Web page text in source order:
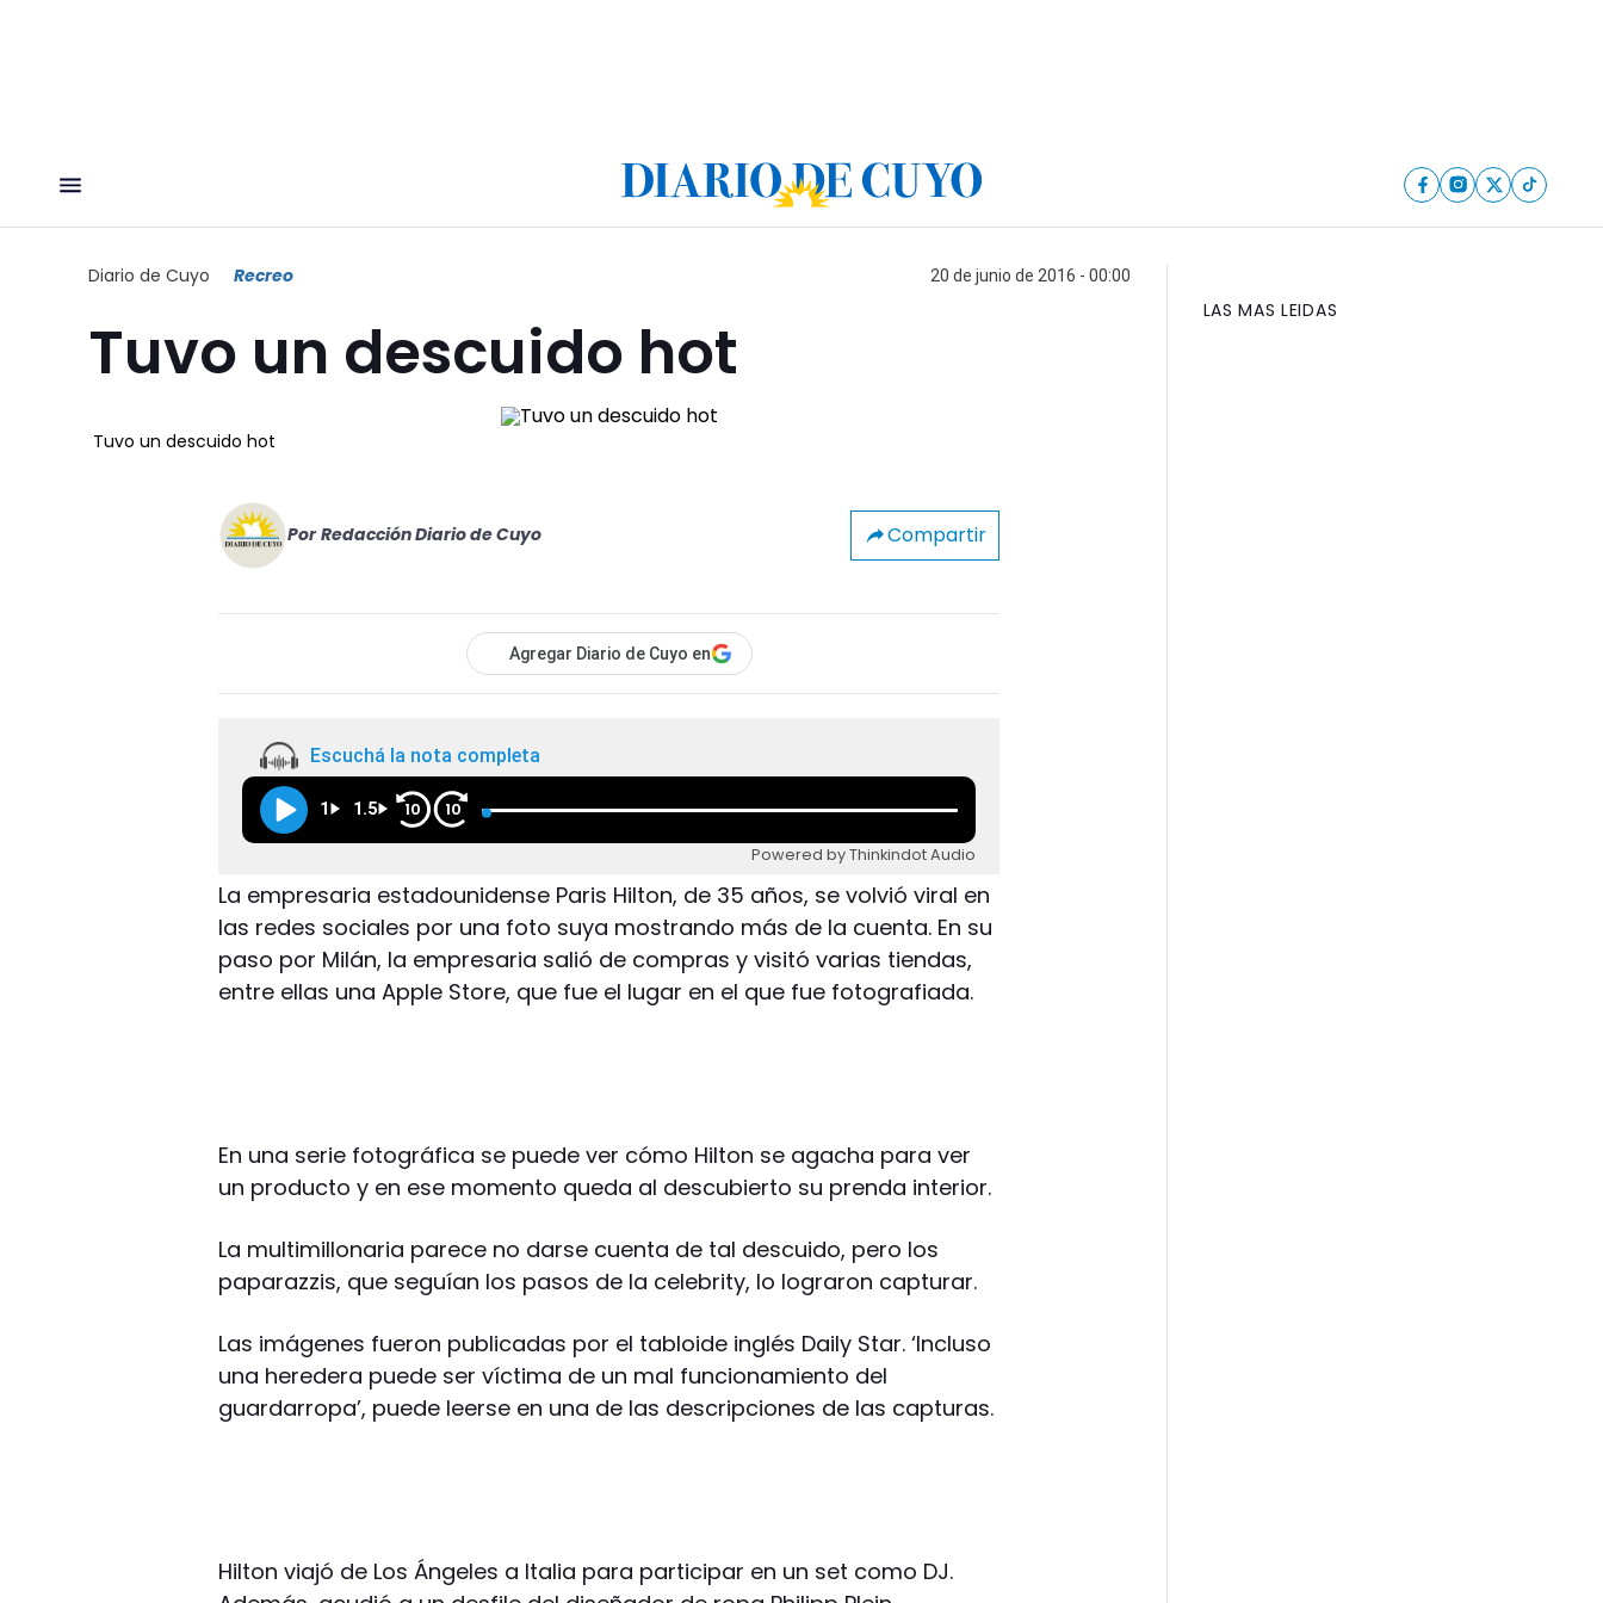
Diario de Cuyo Recreo 20 de junio de 2016 - 00:00
Tuvo un descuido hot
Tuvo un descuido hot
Por Redacción Diario de Cuyo Compartir
Agregar Diario de Cuyo en
Escuchá la nota completa
1 1.5 10 10
Powered by Thinkindot Audio
La empresaria estadounidense Paris Hilton, de 35 años, se volvió viral en
las redes sociales por una foto suya mostrando más de la cuenta. En su
paso por Milán, la empresaria salió de compras y visitó varias tiendas,
entre ellas una Apple Store, que fue el lugar en el que fue fotografiada.
En una serie fotográfica se puede ver cómo Hilton se agacha para ver
un producto y en ese momento queda al descubierto su prenda interior.
La multimillonaria parece no darse cuenta de tal descuido, pero los
paparazzis, que seguían los pasos de la celebrity, lo lograron capturar.
Las imágenes fueron publicadas por el tabloide inglés Daily Star. ‘Incluso
una heredera puede ser víctima de un mal funcionamiento del
guardarropa’, puede leerse en una de las descripciones de las capturas.
Hilton viajó de Los Ángeles a Italia para participar en un set como DJ.
LAS MAS LEIDAS